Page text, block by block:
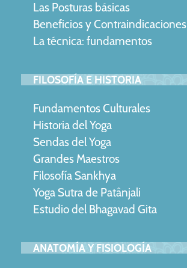
Las Posturas básicas
Beneficios y Contraindicaciones
La técnica: fundamentos
FILOSOFÍA E HISTORIA
Fundamentos Culturales
Historia del Yoga
Sendas del Yoga
Grandes Maestros
Filosofía Sankhya
Yoga Sutra de Patânjali
Estudio del Bhagavad Gita
ANATOMÍA Y FISIOLOGÍA